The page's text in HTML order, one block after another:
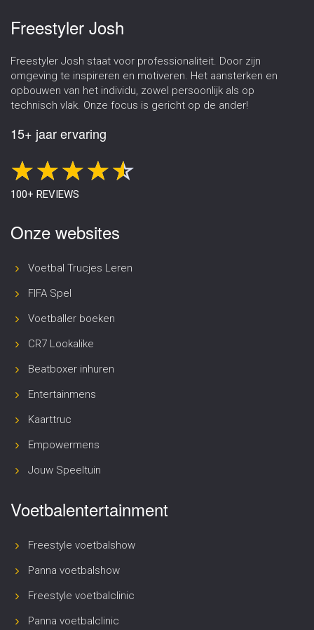
Freestyler Josh
Freestyler Josh staat voor professionaliteit. Door zijn
omgeving te inspireren en motiveren. Het aansterken en
opbouwen van het individu, zowel persoonlijk als op
technisch vlak. Onze focus is gericht op de ander!
15+ jaar ervaring
100+ REVIEWS
Onze websites
Voetbal Trucjes Leren
FIFA Spel
Voetballer boeken
CR7 Lookalike
Beatboxer inhuren
Entertainmens
Kaarttruc
Empowermens
Jouw Speeltuin
Voetbalentertainment
Freestyle voetbalshow
Panna voetbalshow
Freestyle voetbalclinic
Panna voetbalclinic